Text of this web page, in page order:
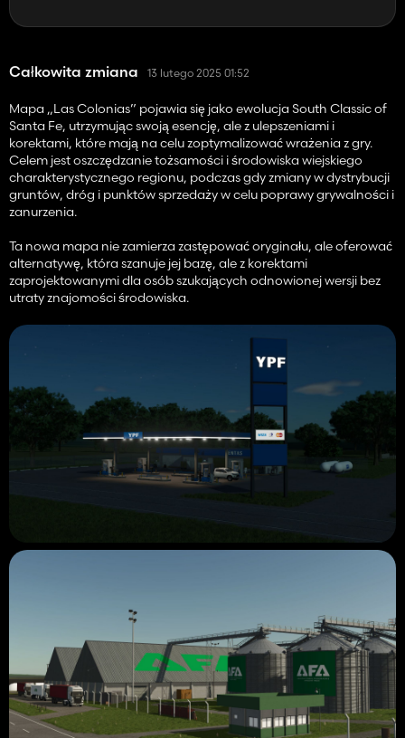
Całkowita zmiana 13 lutego 2025 01:52
Mapa „Las Colonias” pojawia się jako ewolucja South Classic of
Santa Fe, utrzymując swoją esencję, ale z ulepszeniami i
korektami, które mają na celu zoptymalizować wrażenia z gry.
Celem jest oszczędzanie tożsamości i środowiska wiejskiego
charakterystycznego regionu, podczas gdy zmiany w dystrybucji
gruntów, dróg i punktów sprzedaży w celu poprawy grywalności i
zanurzenia.
Ta nowa mapa nie zamierza zastępować oryginału, ale oferować
alternatywę, która szanuje jej bazę, ale z korektami
zaprojektowanymi dla osób szukających odnowionej wersji bez
utraty znajomości środowiska.